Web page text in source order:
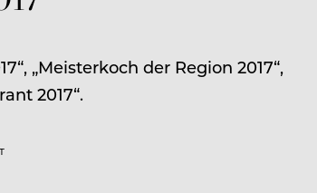
„Meisterkoch der Region 2017“,
2017“.